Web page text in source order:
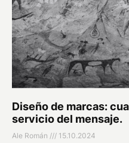
Diseño de marcas:
servicio del mensaje.
Ale Román 15.10.2024